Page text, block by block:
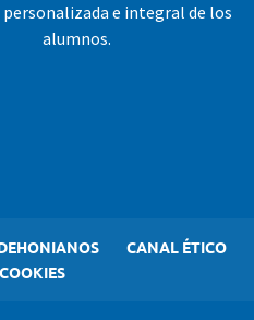
e integral de los
alumnos.
CANAL ÉTICO